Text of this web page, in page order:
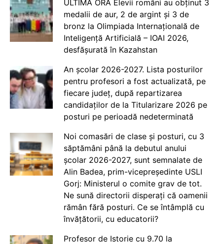
ULTIMĂ ORĂ Elevii români au obținut 3
medalii de aur, 2 de argint și 3 de
bronz la Olimpiada Internațională de
Inteligență Artificială – IOAI 2026,
desfășurată în Kazahstan
An școlar 2026-2027. Lista posturilor
pentru profesori a fost actualizată, pe
fiecare județ, după repartizarea
candidaților de la Titularizare 2026 pe
posturi pe perioadă nedeterminată
Noi comasări de clase și posturi, cu 3
săptămâni până la debutul anului
școlar 2026-2027, sunt semnalate de
Alin Badea, prim-vicepreședinte USLI
Gorj: Ministerul o comite grav de tot.
Ne sună directorii disperați că oamenii
rămân fără posturi. Ce se întâmplă cu
învățătorii, cu educatorii?
Profesor de Istorie cu 9.70 la